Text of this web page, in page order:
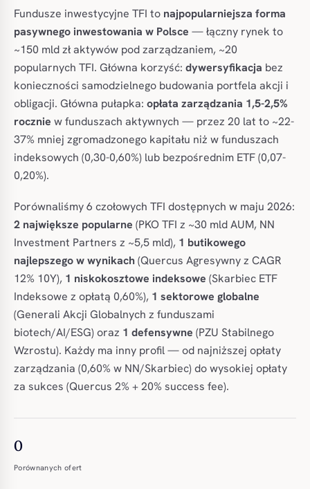
Fundusze inwestycyjne TFI to najpopularniejsza forma
pasywnego inwestowania w Polsce — łączny rynek to
~150 mld zł aktywów pod zarządzaniem, ~20
popularnych TFI. Główna korzyść: dywersyfikacja bez
konieczności samodzielnego budowania portfela akcji i
obligacji. Główna pułapka: opłata zarządzania 1,5-2,5%
rocznie w funduszach aktywnych — przez 20 lat to ~22-
37% mniej zgromadzonego kapitału niż w funduszach
indeksowych (0,30-0,60%) lub bezpośrednim ETF (0,07-
0,20%).
Porównaliśmy 6 czołowych TFI dostępnych w maju 2026:
2 największe popularne (PKO TFI z ~30 mld AUM, NN
Investment Partners z ~5,5 mld), 1 butikowego
najlepszego w wynikach(Quercus Agresywny z CAGR
12% 10Y), 1 niskokosztowe indeksowe (Skarbiec ETF
Indeksowe z opłatą 0,60%), 1 sektorowe globalne
(Generali Akcji Globalnych z funduszami
biotech/AI/ESG) oraz 1 defensywne (PZU Stabilnego
Wzrostu). Każdy ma inny profil — od najniższej opłaty
zarządzania (0,60% w NN/Skarbiec) do wysokiej opłaty
za sukces (Quercus 2% + 20% success fee).
0
Porównanych ofert